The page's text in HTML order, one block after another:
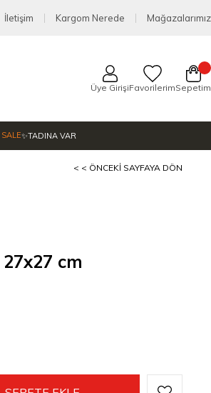
İletişim Kargom Nerede Mağazalarımız
Üye GirişiFavorilerimSepetim
✨TADINA VAR
< < ÖNCEKI SAYFAYA DÖN
cm